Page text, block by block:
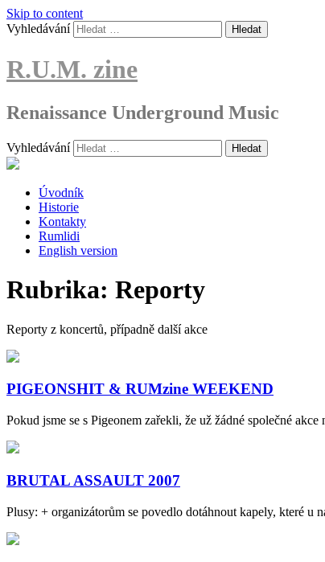
Skip to content
Vyhledávání
R.U.M. zine
Renaissance Underground Music
Vyhledávání
Úvodník
Historie
Kontakty
Rumlidi
English version
Rubrika: Reporty
Reporty z koncertů, případně další akce
PIGEONSHIT & RUMzine WEEKEND
Pokud jsme se s Pigeonem zařekli, že už žádné společné
BRUTAL ASSAULT 2007
Plusy: + organizátorům se povedlo dotáhnout kapely, které